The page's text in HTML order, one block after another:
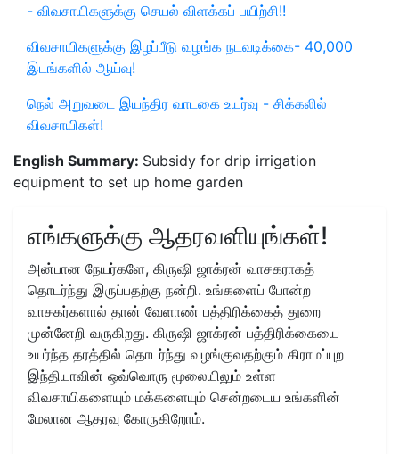
- விவசாயிகளுக்கு செயல் விளக்கப் பயிற்சி!!
விவசாயிகளுக்கு இழப்பீடு வழங்க நடவடிக்கை- 40,000
இடங்களில் ஆய்வு!
நெல் அறுவடை இயந்திர வாடகை உயர்வு - சிக்கலில்
விவசாயிகள்!
English Summary: Subsidy for drip irrigation
equipment to set up home garden
எங்களுக்கு ஆதரவளியுங்கள்!
அன்பான நேயர்களே, கிருஷி ஜாக்ரன் வாசகராகத்
தொடர்ந்து இருப்பதற்கு நன்றி. உங்களைப் போன்ற
வாசகர்களால் தான் வேளாண் பத்திரிக்கைத் துறை
முன்னேறி வருகிறது. கிருஷி ஜாக்ரன் பத்திரிக்கையை
உயர்ந்த தரத்தில் தொடர்ந்து வழங்குவதற்கும் கிராமப்புற
இந்தியாவின் ஒவ்வொரு மூலையிலும் உள்ள
விவசாயிகளையும் மக்களையும் சென்றடைய உங்களின்
மேலான ஆதரவு கோருகிறோம்.